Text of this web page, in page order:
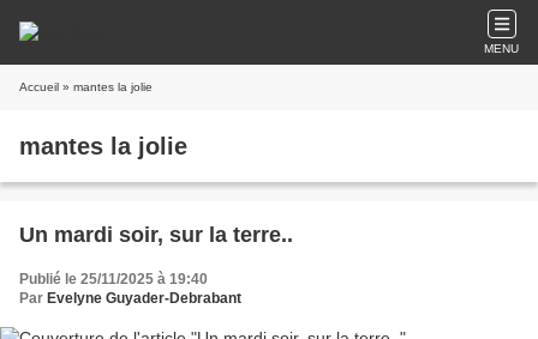
MENU
Accueil » mantes la jolie
mantes la jolie
Un mardi soir, sur la terre..
Publié le 25/11/2025 à 19:40
Par Evelyne Guyader-Debrabant